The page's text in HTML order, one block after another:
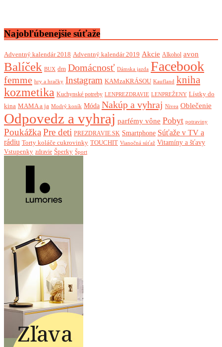
Najobľúbenejšie súťaže
Adventný kalendár 2018 Adventný kalendár 2019 Akcie Alkohol avon
Balíček BUX dm Domácnosť Dámska jazda Facebook
femme hry a hračky Instagram KAMzaKRÁSOU Kaufland kniha
kozmetika Kuchynské potreby LENPREZDRAVIE LENPREŽENY Lístky do
kina MAMA a ja Modrý koník Móda Nakúp a vyhraj Nivea Oblečenie
Odpovedz a vyhraj parfémy vône Pobyt potraviny
Poukážka Pre deti PREZDRAVIE.SK Smartphone Súťaže v TV a
rádiu Torty koláče cukrovinky TOUCHIT Vianočná súťaž Vitamíny a šťavy
Vstupenky zdravie Šperky Šport